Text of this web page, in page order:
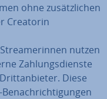
ohne zu­sätz­li­chen
Creatorin
nutzen
Zah­lungs­diens­te
Diese